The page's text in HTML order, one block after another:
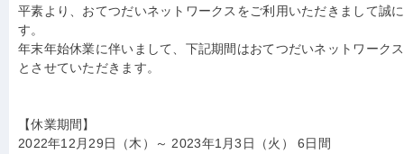
平素より、おてつだいネットワークスをご利用いただきまして誠
す。
年末年始休業に伴いまして、下記期間はおてつだいネットワーク
とさせていただきます。
【休業期間】
2022年12月29日（木）～ 2023年1月3日（火） 6日間